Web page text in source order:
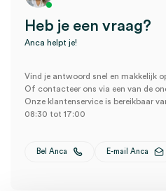
Heb je een vraag?
Anca helpt je!
Vind je antwoord snel en makkelijk
Of contacteer ons via een van de
Onze klantenservice is bereikbaar
08:30 tot 17:00
Bel Anca E-mail Anca